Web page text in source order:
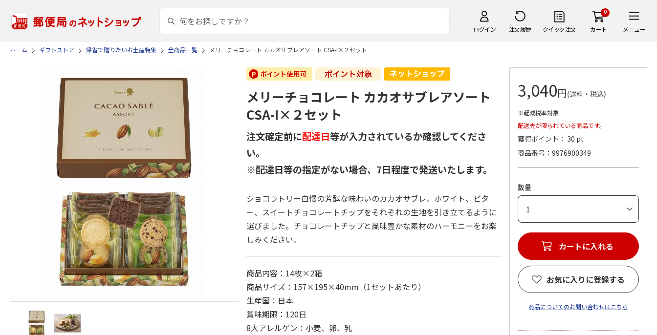
ログイン 注文履歴 クイック注文
0
カート メニュー
ホーム ギフトストア 帰省で贈りたいお土産特集 全商品一覧 メリーチョコレート カカオサブレアソート CSA-I×２セット
メリーチョコレート カカオサブレアソート
CSA-I×２セット
注文確定前に配達日等が入力されているか確認してくださ
い。
※配達日等の指定がない場合、7日程度で発送いたします。
ショコラトリー自慢の芳醇な味わいのカカオサブレ。ホワイト、ビタ
ー、スイートチョコレートチップをそれぞれの生地を引き立てるように
選びました。チョコレートチップと風味豊かな素材のハーモニーをお楽
しみください。
商品内容：14枚×2箱
商品サイズ：157×195×40mm（1セットあたり）
生産国：日本
賞味期限：120日
8大アレルゲン：小麦、卵、乳
3,040円(送料・税込)
※軽減税率対象
配送先が限られている商品です。
獲得ポイント： 30 pt
商品番号
9976900349
数量
お気に入りに登録する
商品についてのお問い合わせはこちら